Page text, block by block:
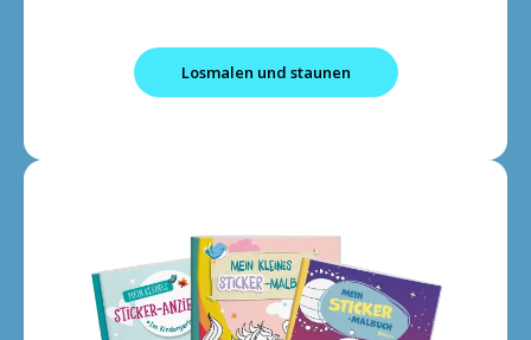
Losmalen und staunen